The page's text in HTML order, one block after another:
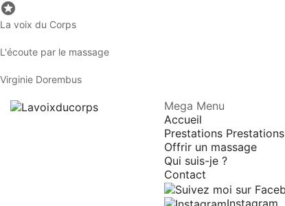

La voix du Corps
L'écoute par le massage
Virginie Dorembus
Mega Menu
Accueil
Prestations Prestations
Offrir un massage
Qui suis-je ?
Contact
Instagram